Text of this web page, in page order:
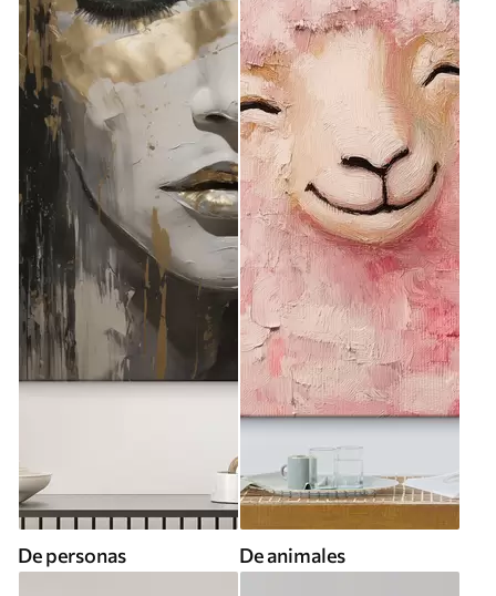
De personas De animales